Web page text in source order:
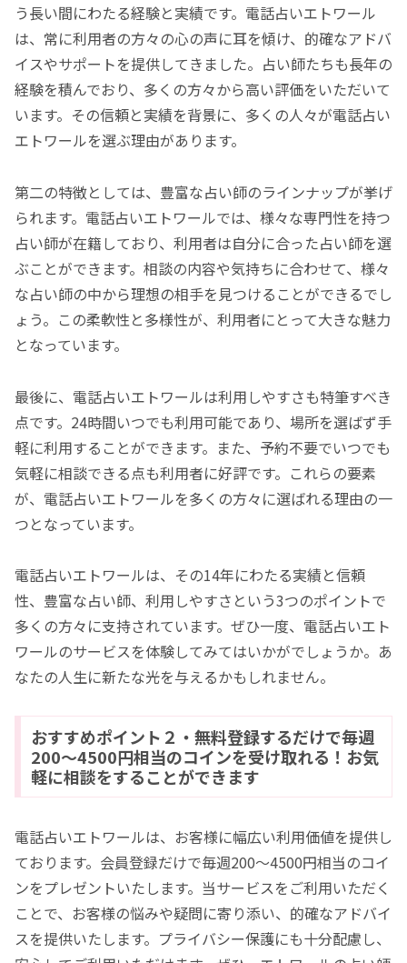
う長い間にわたる経験と実績です。電話占いエトワール
は、常に利用者の方々の心の声に耳を傾け、的確なアドバ
イスやサポートを提供してきました。占い師たちも長年の
経験を積んでおり、多くの方々から高い評価をいただいて
います。その信頼と実績を背景に、多くの人々が電話占い
エトワールを選ぶ理由があります。
第二の特徴としては、豊富な占い師のラインナップが挙げ
られます。電話占いエトワールでは、様々な専門性を持つ
占い師が在籍しており、利用者は自分に合った占い師を選
ぶことができます。相談の内容や気持ちに合わせて、様々
な占い師の中から理想の相手を見つけることができるでし
ょう。この柔軟性と多様性が、利用者にとって大きな魅力
となっています。
最後に、電話占いエトワールは利用しやすさも特筆すべき
点です。24時間いつでも利用可能であり、場所を選ばず手
軽に利用することができます。また、予約不要でいつでも
気軽に相談できる点も利用者に好評です。これらの要素
が、電話占いエトワールを多くの方々に選ばれる理由の一
つとなっています。
電話占いエトワールは、その14年にわたる実績と信頼
性、豊富な占い師、利用しやすさという3つのポイントで
多くの方々に支持されています。ぜひ一度、電話占いエト
ワールのサービスを体験してみてはいかがでしょうか。あ
なたの人生に新たな光を与えるかもしれません。
おすすめポイント２・無料登録するだけで毎週
200～4500円相当のコインを受け取れる！お気
軽に相談をすることができます
電話占いエトワールは、お客様に幅広い利用価値を提供し
ております。会員登録だけで毎週200～4500円相当のコイ
ンをプレゼントいたします。当サービスをご利用いただく
ことで、お客様の悩みや疑問に寄り添い、的確なアドバイ
スを提供いたします。プライバシー保護にも十分配慮し、